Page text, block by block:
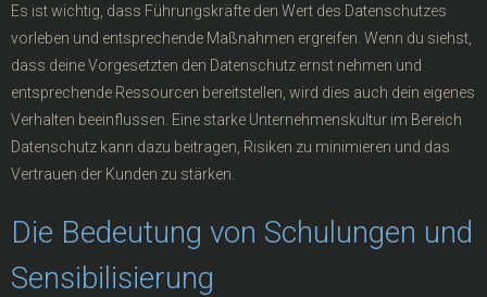
Es ist wichtig, dass Führungskräfte den Wert des Datenschutzes
vorleben und entsprechende Maßnahmen ergreifen. Wenn du siehst,
dass deine Vorgesetzten den Datenschutz ernst nehmen und
entsprechende Ressourcen bereitstellen, wird dies auch dein eigenes
Verhalten beeinflussen. Eine starke Unternehmenskultur im Bereich
Datenschutz kann dazu beitragen, Risiken zu minimieren und das
Vertrauen der Kunden zu stärken.
Die Bedeutung von Schulungen und
Sensibilisierung